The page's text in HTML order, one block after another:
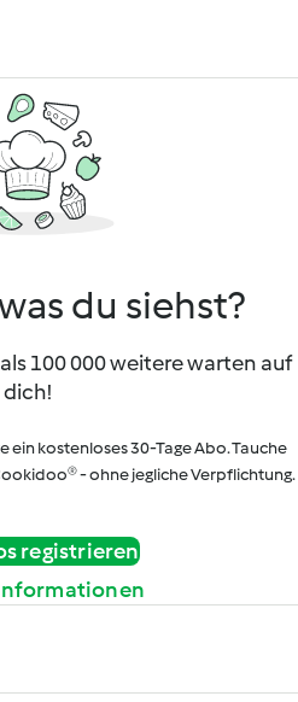
du siehst?
100 000 weitere warten auf
dich!
ein kostenloses 30-Tage Abo. Tauche
- ohne jegliche Verpflichtung.
registrieren